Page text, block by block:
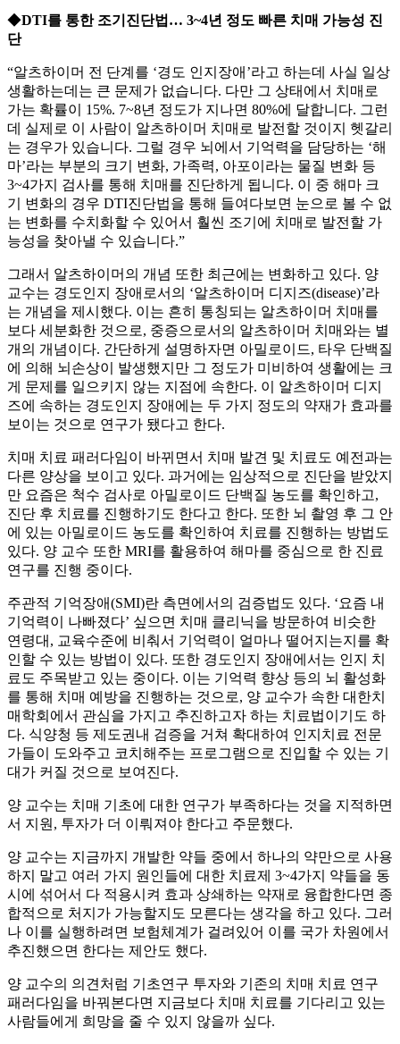
◆DTI를 통한 조기진단법… 3~4년 정도 빠른 치매 가능성 진
단
“알츠하이머 전 단계를 ‘경도 인지장애’라고 하는데 사실 일상
생활하는데는 큰 문제가 없습니다. 다만 그 상태에서 치매로
가는 확률이 15%. 7~8년 정도가 지나면 80%에 달합니다. 그런
데 실제로 이 사람이 알츠하이머 치매로 발전할 것이지 헷갈리
는 경우가 있습니다. 그럴 경우 뇌에서 기억력을 담당하는 ‘해
마’라는 부분의 크기 변화, 가족력, 아포이라는 물질 변화 등
3~4가지 검사를 통해 치매를 진단하게 됩니다. 이 중 해마 크
기 변화의 경우 DTI진단법을 통해 들여다보면 눈으로 볼 수 없
는 변화를 수치화할 수 있어서 훨씬 조기에 치매로 발전할 가
능성을 찾아낼 수 있습니다.”
그래서 알츠하이머의 개념 또한 최근에는 변화하고 있다. 양
교수는 경도인지 장애로서의 ‘알츠하이머 디지즈(disease)’라
는 개념을 제시했다. 이는 흔히 통칭되는 알츠하이머 치매를
보다 세분화한 것으로, 중증으로서의 알츠하이머 치매와는 별
개의 개념이다. 간단하게 설명하자면 아밀로이드, 타우 단백질
에 의해 뇌손상이 발생했지만 그 정도가 미비하여 생활에는 크
게 문제를 일으키지 않는 지점에 속한다. 이 알츠하이머 디지
즈에 속하는 경도인지 장애에는 두 가지 정도의 약재가 효과를
보이는 것으로 연구가 됐다고 한다.
치매 치료 패러다임이 바뀌면서 치매 발견 및 치료도 예전과는
다른 양상을 보이고 있다. 과거에는 임상적으로 진단을 받았지
만 요즘은 척수 검사로 아밀로이드 단백질 농도를 확인하고,
진단 후 치료를 진행하기도 한다고 한다. 또한 뇌 촬영 후 그 안
에 있는 아밀로이드 농도를 확인하여 치료를 진행하는 방법도
있다. 양 교수 또한 MRI를 활용하여 해마를 중심으로 한 진료
연구를 진행 중이다.
주관적 기억장애(SMI)란 측면에서의 검증법도 있다. ‘요즘 내
기억력이 나빠졌다’ 싶으면 치매 클리닉을 방문하여 비슷한
연령대, 교육수준에 비춰서 기억력이 얼마나 떨어지는지를 확
인할 수 있는 방법이 있다. 또한 경도인지 장애에서는 인지 치
료도 주목받고 있는 중이다. 이는 기억력 향상 등의 뇌 활성화
를 통해 치매 예방을 진행하는 것으로, 양 교수가 속한 대한치
매학회에서 관심을 가지고 추진하고자 하는 치료법이기도 하
다. 식양청 등 제도권내 검증을 거쳐 확대하여 인지치료 전문
가들이 도와주고 코치해주는 프로그램으로 진입할 수 있는 기
대가 커질 것으로 보여진다.
양 교수는 치매 기초에 대한 연구가 부족하다는 것을 지적하면
서 지원, 투자가 더 이뤄져야 한다고 주문했다.
양 교수는 지금까지 개발한 약들 중에서 하나의 약만으로 사용
하지 말고 여러 가지 원인들에 대한 치료제 3~4가지 약들을 동
시에 섞어서 다 적용시켜 효과 상쇄하는 약재로 융합한다면 종
합적으로 처지가 가능할지도 모른다는 생각을 하고 있다. 그러
나 이를 실행하려면 보험체계가 걸려있어 이를 국가 차원에서
추진했으면 한다는 제안도 했다.
양 교수의 의견처럼 기초연구 투자와 기존의 치매 치료 연구
패러다임을 바꿔본다면 지금보다 치매 치료를 기다리고 있는
사람들에게 희망을 줄 수 있지 않을까 싶다.